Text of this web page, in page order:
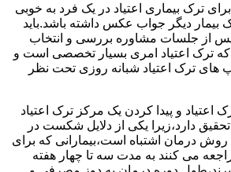
ترک بیماری اعتیاد در یک فرد به خوبی
بیمار دیگر جواب عکس داشته باشد.باید
از جلسات مشاوره بررسی و انتخاب
که ترک اعتیاد امری بسیار تخصصی است و
ترک اعتیاد شبانه روزی تحت نظر
اعتیاد و پیدا کردن یک مرکز ترک اعتیاد
تحقیق دارد،زیرا یکی از دلایل شکست در
روش درمان اشتباه است،بیمارانی که برای
می کنند به مدت سه تا چهار هفته